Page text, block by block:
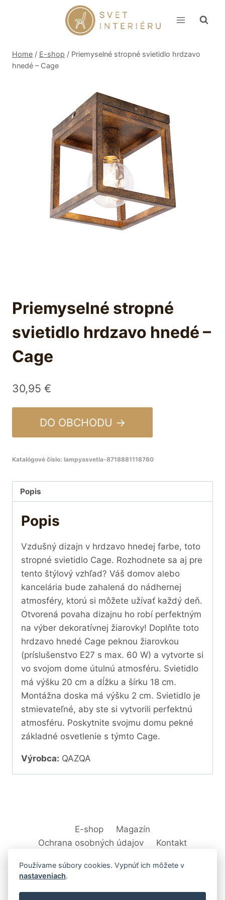
Home / E-shop / Priemyselné stropné svietidlo hrdzavo
hnedé – Cage
Priemyselné stropné
svietidlo hrdzavo hnedé –
Cage
30,95 €
DO OBCHODU →
Katalógové číslo: lampyasvetla-8718881118760
Popis
Popis
Vzdušný dizajn v hrdzavo hnedej farbe, toto
stropné svietidlo Cage. Rozhodnete sa aj pre
tento štýlový vzhľad? Váš domov alebo
kancelária bude zahalená do nádhernej
atmosféry, ktorú si môžete užívať každý deň.
Otvorená povaha dizajnu ho robí perfektným
na výber dekoratívnej žiarovky! Doplňte toto
hrdzavo hnedé Cage peknou žiarovkou
(príslušenstvo E27 s max. 60 W) a vytvorte si
vo svojom dome útulnú atmosféru. Svietidlo
má výšku 20 cm a dĺžku a šírku 18 cm.
Montážna doska má výšku 2 cm. Svietidlo je
stmievateľné, aby ste si vytvorili perfektnú
atmosféru. Poskytnite svojmu domu pekné
základné osvetlenie s týmto Cage.
Výrobca: QAZQA
E-shop
Magazín
Ochrana osobných údajov
Kontakt
© 2026 Svet Interiéru - kuchyňa, kúpeľne,
Používame súbory cookies. Vypnúť ich môžete v
nastaveniach.